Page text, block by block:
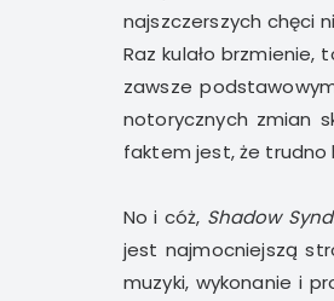
najszczerszych chęci
Raz kulało
zawsze
notorycznych zmian
faktem jest, że trudno
No i cóż, Shadow
jest najmocniejszą
muzyki, wykonanie i